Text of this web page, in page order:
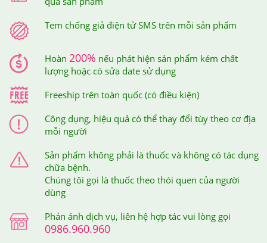
Facial Treatment Cleansing Oil 250ml có giá
VNĐ.
Giảm Cân An Toàn là nơi cung cấp các dòng sản phẩm
hỗ trợ chức năng giảm cân, chăm sóc sức khỏe cao cấp,
chính hãng, có nguồn gốc rõ ràng. Do vậy, đây được
xem là địa chỉ đáng tin cậy và là nơi mua sắm, làm đẹp,
chăm sóc sức khỏe lý tưởng của tất cả mọi người.
Tem chống giả điện tử SMS trên mỗi sản phẩm
Hoàn 200% nếu phát hiện sản phẩm kém chất
lượng hoặc có sửa date sử dụng
Freeship trên toàn quốc (có điều kiện)
Công dụng, hiệu quả có thể thay đổi tùy theo cơ địa
mỗi người
Sản phẩm không phải là thuốc và không có tác dụng
chữa bệnh.
Chúng tôi gọi là thuốc theo thói quen của người
dùng
Phản ánh dịch vụ, liên hệ hợp tác vui lòng gọi
0986.960.960